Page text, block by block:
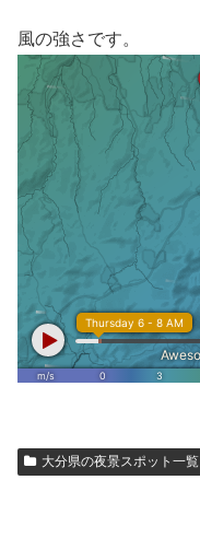
風の強さです。
大分県の夜景スポット一覧